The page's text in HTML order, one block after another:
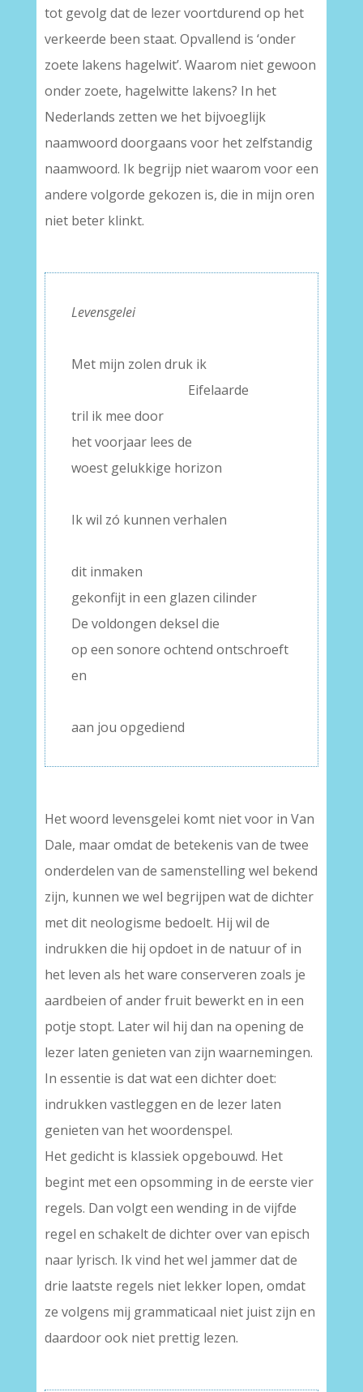
tot gevolg dat de lezer voortdurend op het
verkeerde been staat. Opvallend is ‘onder
zoete lakens hagelwit’. Waarom niet gewoon
onder zoete, hagelwitte lakens? In het
Nederlands zetten we het bijvoeglijk
naamwoord doorgaans voor het zelfstandig
naamwoord. Ik begrijp niet waarom voor een
andere volgorde gekozen is, die in mijn oren
niet beter klinkt.
Levensgelei
Met mijn zolen druk ik
Eifelaarde
tril ik mee door
het voorjaar lees de
woest gelukkige horizon
Ik wil zó kunnen verhalen
dit inmaken
gekonfijt in een glazen cilinder
De voldongen deksel die
op een sonore ochtend ontschroeft
en
aan jou opgediend
Het woord levensgelei komt niet voor in Van
Dale, maar omdat de betekenis van de twee
onderdelen van de samenstelling wel bekend
zijn, kunnen we wel begrijpen wat de dichter
met dit neologisme bedoelt. Hij wil de
indrukken die hij opdoet in de natuur of in
het leven als het ware conserveren zoals je
aardbeien of ander fruit bewerkt en in een
potje stopt. Later wil hij dan na opening de
lezer laten genieten van zijn waarnemingen.
In essentie is dat wat een dichter doet:
indrukken vastleggen en de lezer laten
genieten van het woordenspel.
Het gedicht is klassiek opgebouwd. Het
begint met een opsomming in de eerste vier
regels. Dan volgt een wending in de vijfde
regel en schakelt de dichter over van episch
naar lyrisch. Ik vind het wel jammer dat de
drie laatste regels niet lekker lopen, omdat
ze volgens mij grammaticaal niet juist zijn en
daardoor ook niet prettig lezen.